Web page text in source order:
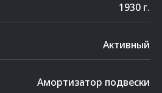
1930 г.
Активный
Амортизатор подвески